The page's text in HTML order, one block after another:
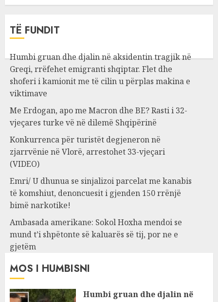
TË FUNDIT
Humbi gruan dhe djalin në aksidentin tragjik në
Greqi, rrëfehet emigranti shqiptar. Flet dhe
shoferi i kamionit me të cilin u përplas makina e
viktimave
Me Erdogan, apo me Macron dhe BE? Rasti i 32-
vjeçares turke vë në dilemë Shqipërinë
Konkurrenca për turistët degjeneron në
zjarrvënie në Vlorë, arrestohet 33-vjeçari
(VIDEO)
Emri/ U dhunua se sinjalizoi parcelat me kanabis
të komshiut, denoncuesit i gjenden 150 rrënjë
bimë narkotike!
Ambasada amerikane: Sokol Hoxha mendoi se
mund t’i shpëtonte së kaluarës së tij, por ne e
gjetëm
MOS I HUMBISNI
Humbi gruan dhe djalin në